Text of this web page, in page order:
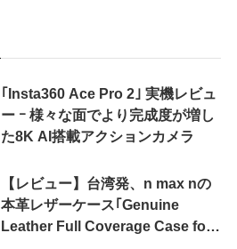
｢Insta360 Ace Pro 2｣ 実機レビュ
ー ｰ 様々な面でより完成度が増し
た8K AI搭載アクションカメラ
【レビュー】台湾発、n max nの
本革レザーケース｢Genuine
Leather Full Coverage Case for